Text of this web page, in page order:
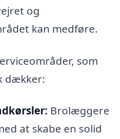
og
kan medføre.
som
dækker:
Brolæggere
at skabe en solid